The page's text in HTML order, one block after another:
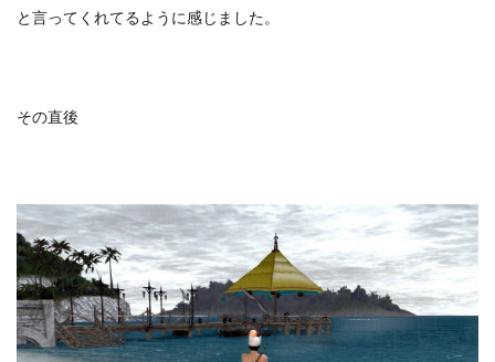
と言ってくれてるように感じました。
その直後